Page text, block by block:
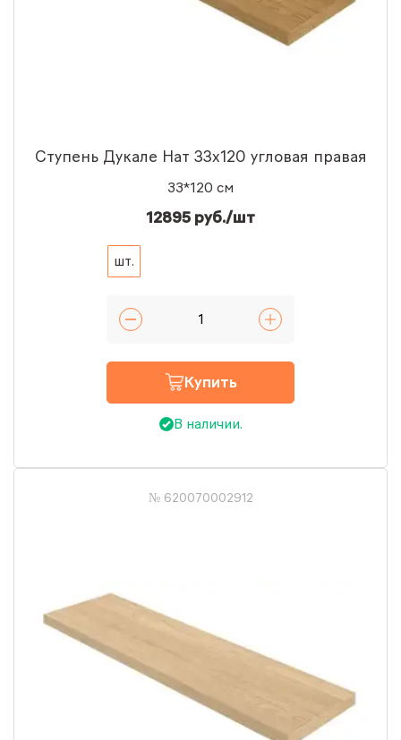
Ступень Дукале Нат 33x120 угловая правая
33*120 см
12895 руб./шт
шт.
Купить
В наличии.
№ 620070002912